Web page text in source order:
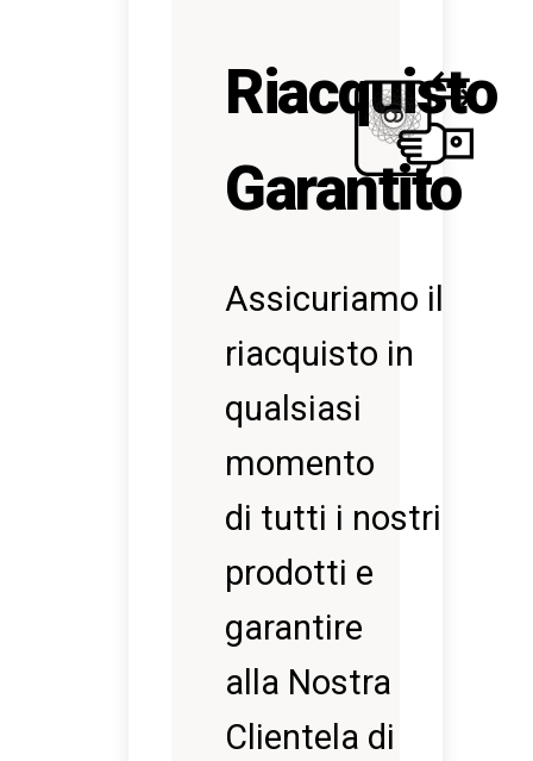
Riacquisto
Garantito
Assicuriamo il
riacquisto in
qualsiasi
momento
di tutti i nostri
prodotti e
garantire
alla Nostra
Clientela di